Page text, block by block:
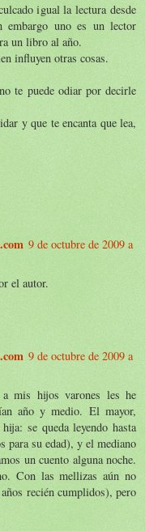
igual la lectura desde
uno es un lector
un libro al año.
influyen otras cosas.
te puede odiar por decirle
y que te encanta que lea,
9 de octubre de 2009 a
el autor.
9 de octubre de 2009 a
mis hijos varones les he
año y medio. El mayor,
se queda leyendo hasta
para su edad), y el mediano
un cuento alguna noche.
Con las mellizas aún no
recién cumplidos), pero